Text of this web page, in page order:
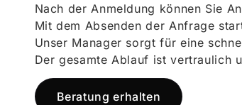
Nach der Anmeldung können Sie
Mit dem Absenden der Anfrage
Unser Manager sorgt für eine
Der gesamte Ablauf ist vertraulich
Beratung erhalten